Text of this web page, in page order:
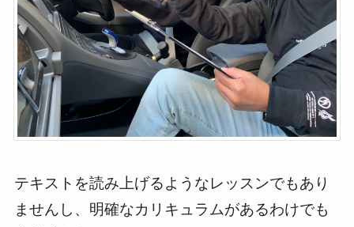
テキストを読み上げるようなレッスンでもあり
ませんし、明確なカリキュラムがあるわけでも